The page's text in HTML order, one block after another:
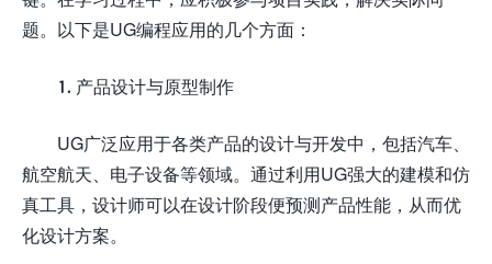
题。以下是UG编程应用的几个方面：
1. 产品设计与原型制作
UG广泛应用于各类产品的设计与开发中，包括汽车、
航空航天、电子设备等领域。通过利用UG强大的建模和仿
真工具，设计师可以在设计阶段便预测产品性能，从而优
化设计方案。